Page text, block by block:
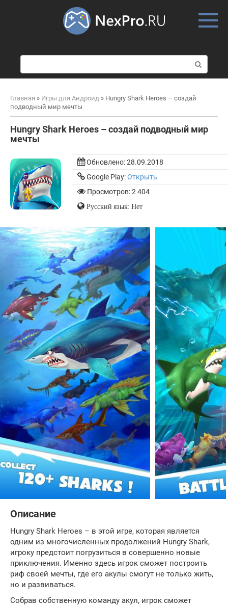
о
и
к
Главная » Игры для Андроид » Hungry Shark Heroes – создай
подводный мир мечты
Hungry Shark Heroes – создай подводный мир
мечты
Обновлено:28.09.2018
Google Play:Открыть
Просмотров: 2 404
Русский язык: Нет
Описание
Hungry Shark Heroes – в этой игре, которая является
одним из многочисленных продолжений Hungry Shark,
игроку предстоит погрузиться в совершенно новые
приключения. Именно здесь игрок сможет построить
риф своей мечты, где его акулы смогут не только жить,
но и развиваться.
Собрав собственную команду акул, игрок сможет